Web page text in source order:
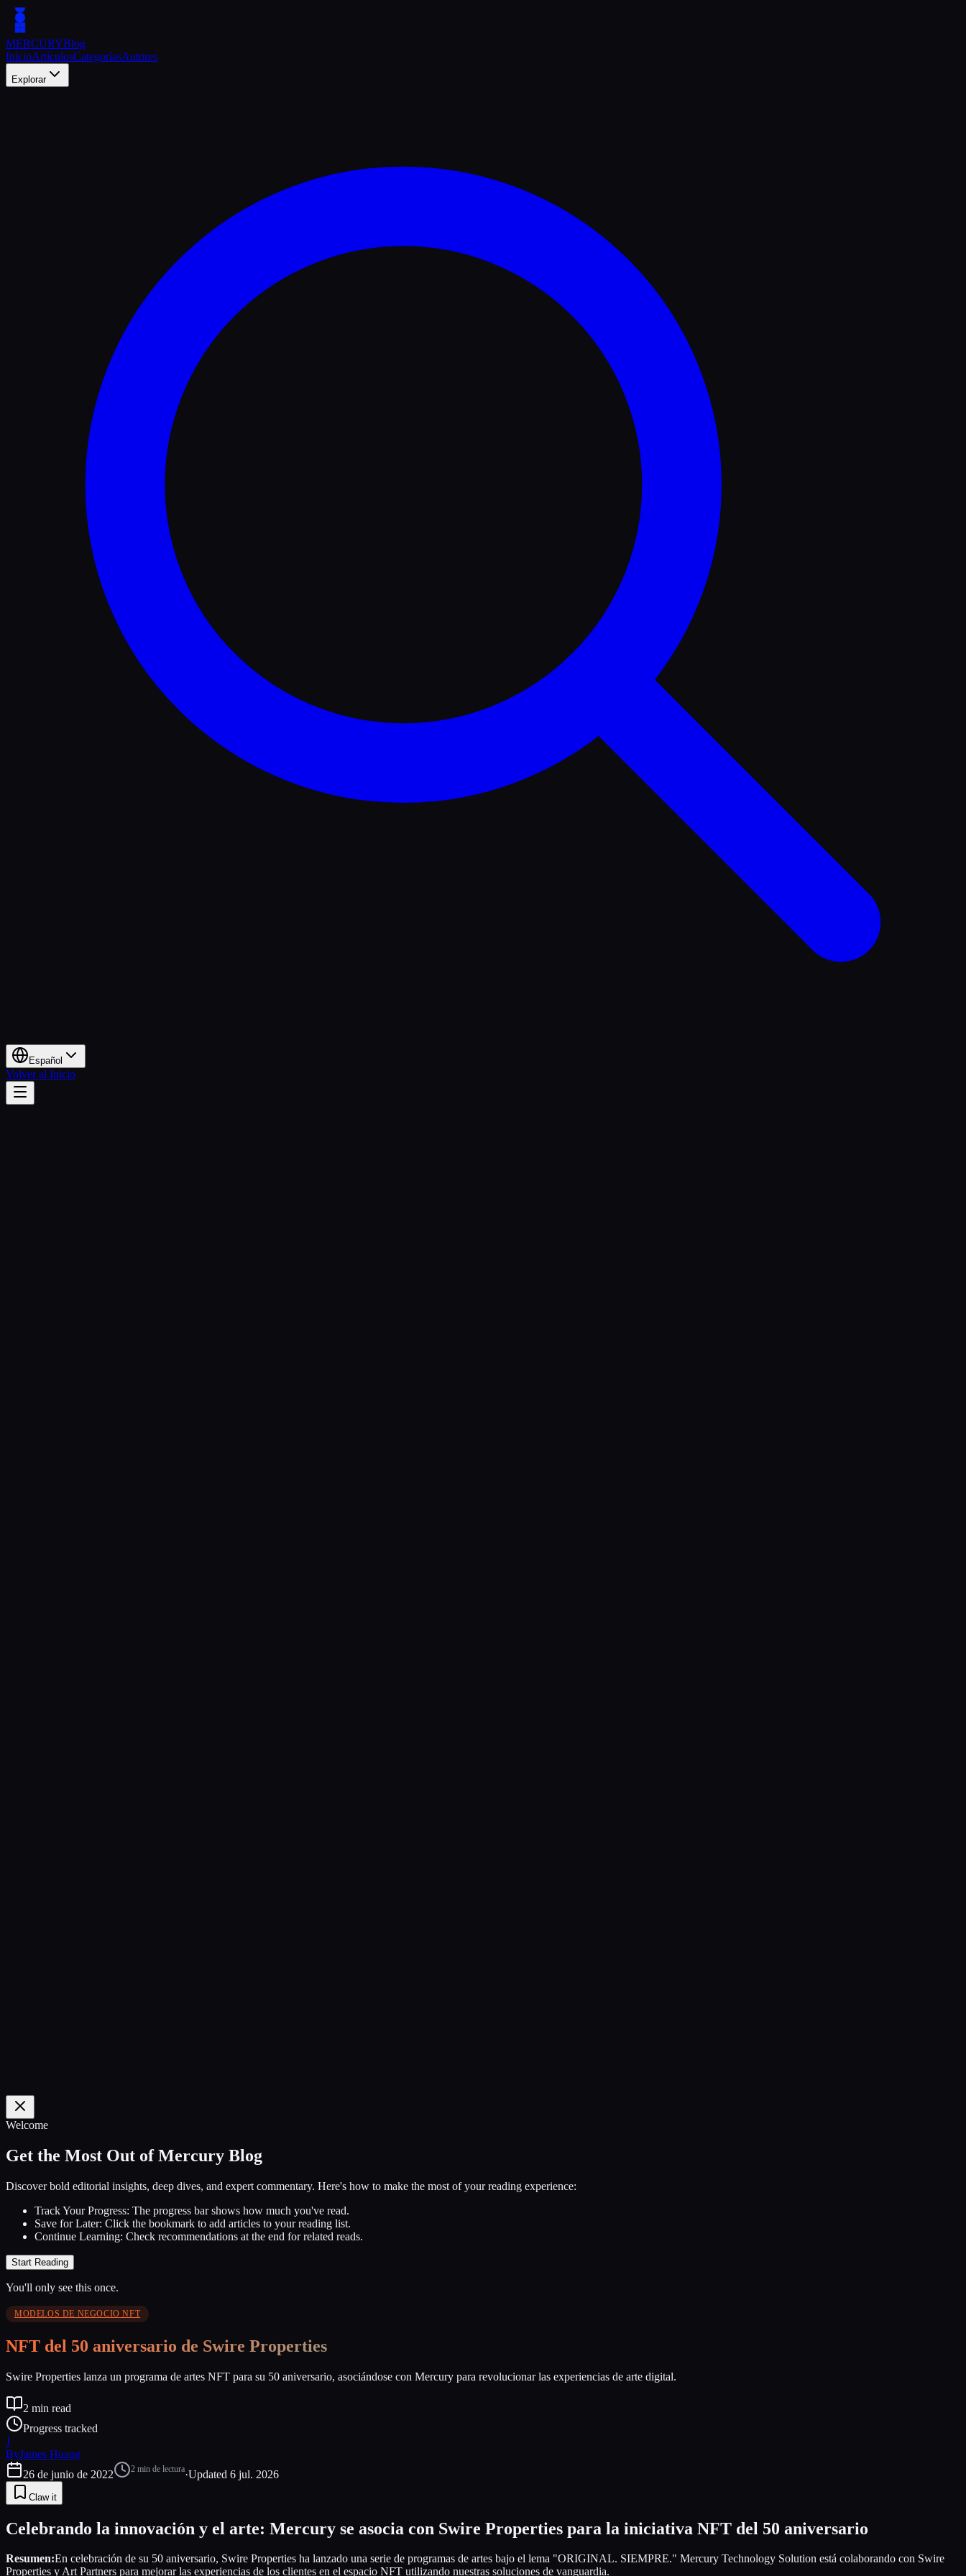
MERCURYBlog
InicioArtículosCategoríasAutores
Explorar
Español
Volver al Inicio
%
Welcome
Get the Most Out of Mercury Blog
Discover bold editorial insights, deep dives, and expert commentary. Here's how to make the most of your reading experience:
Track Your Progress: The progress bar shows how much you've read.
Save for Later: Click the bookmark to add articles to your reading list.
Continue Learning: Check recommendations at the end for related reads.
Start Reading
You'll only see this once.
MODELOS DE NEGOCIO NFT
NFT del 50 aniversario de Swire Properties
Swire Properties lanza un programa de artes NFT para su 50 aniversario, asociándose con Mercury para revolucionar las experiencias de arte digital.
2 min read
Progress tracked
J
ByJames Huang
26 de junio de 2022
2 min de lectura·Updated 6 jul. 2026
Claw it
Celebrando la innovación y el arte: Mercury se asocia con Swire Properties para la iniciativa NFT del 50 aniversario
Resumen:En celebración de su 50 aniversario, Swire Properties ha lanzado una serie de programas de artes bajo el lema "ORIGINAL. SIEMPRE." Mercury Technology Solution está colaborando con Swire
Properties y Art Partners para mejorar las experiencias de los clientes en el espacio NFT utilizando nuestras soluciones de vanguardia.